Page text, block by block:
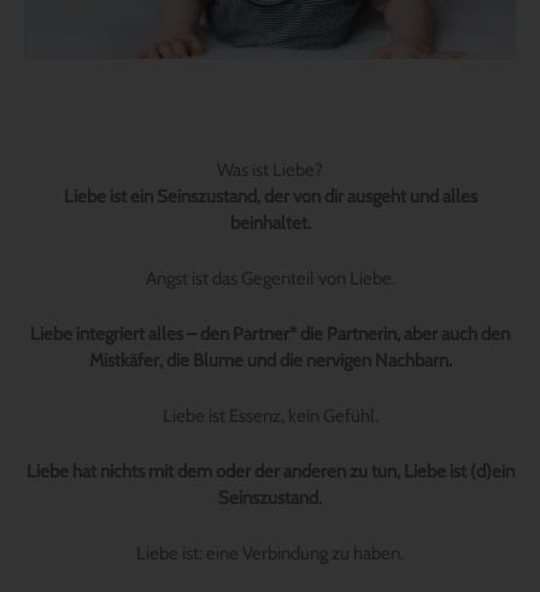
Was ist Liebe?
Liebe ist ein Seinszustand, der von dir ausgeht und alles
beinhaltet.
Angst ist das Gegenteil von Liebe.
Liebe integriert alles – den Partner* die Partnerin, aber auch den
Mistkäfer, die Blume und die nervigen Nachbarn.
Liebe ist Essenz, kein Gefühl.
Liebe hat nichts mit dem oder der anderen zu tun, Liebe ist (d)ein
Seinszustand.
Liebe ist: eine Verbindung zu haben.